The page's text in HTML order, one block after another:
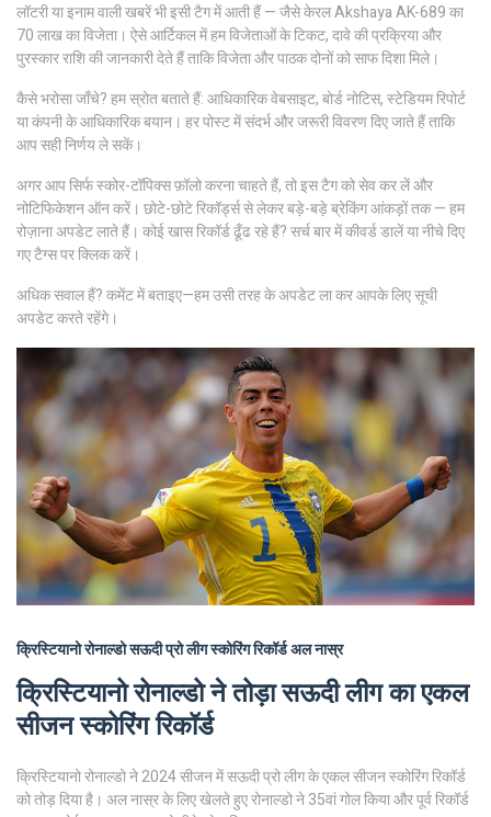
लॉटरी या इनाम वाली खबरें भी इसी टैग में आती हैं — जैसे केरल Akshaya AK-689 का
70 लाख का विजेता। ऐसे आर्टिकल में हम विजेताओं के टिकट, दावे की प्रक्रिया और
पुरस्कार राशि की जानकारी देते हैं ताकि विजेता और पाठक दोनों को साफ दिशा मिले।
कैसे भरोसा जाँचे? हम स्रोत बताते हैं: आधिकारिक वेबसाइट, बोर्ड नोटिस, स्टेडियम रिपोर्ट
या कंपनी के आधिकारिक बयान। हर पोस्ट में संदर्भ और जरूरी विवरण दिए जाते हैं ताकि
आप सही निर्णय ले सकें।
अगर आप सिर्फ स्कोर-टॉपिक्स फ़ॉलो करना चाहते हैं, तो इस टैग को सेव कर लें और
नोटिफिकेशन ऑन करें। छोटे-छोटे रिकॉर्ड्स से लेकर बड़े-बड़े ब्रेकिंग आंकड़ों तक — हम
रोज़ाना अपडेट लाते हैं। कोई खास रिकॉर्ड ढूँढ रहे हैं? सर्च बार में कीवर्ड डालें या नीचे दिए
गए टैग्स पर क्लिक करें।
अधिक सवाल हैं? कमेंट में बताइए—हम उसी तरह के अपडेट ला कर आपके लिए सूची
अपडेट करते रहेंगे।
क्रिस्टियानो रोनाल्डोसऊदी प्रो लीगस्कोरिंग रिकॉर्डअल नास्र
क्रिस्टियानो रोनाल्डो ने तोड़ा सऊदी लीग का एकल
सीजन स्कोरिंग रिकॉर्ड
क्रिस्टियानो रोनाल्डो ने 2024 सीजन में सऊदी प्रो लीग के एकल सीजन स्कोरिंग रिकॉर्ड
को तोड़ दिया है। अल नास्र के लिए खेलते हुए रोनाल्डो ने 35वां गोल किया और पूर्व रिकॉर्ड